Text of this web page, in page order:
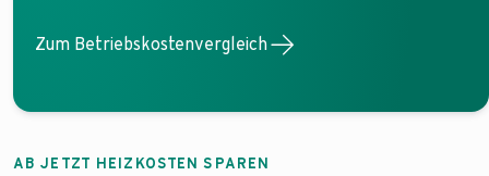
Zum Betriebskostenvergleich
AB JETZT HEIZKOSTEN SPAREN